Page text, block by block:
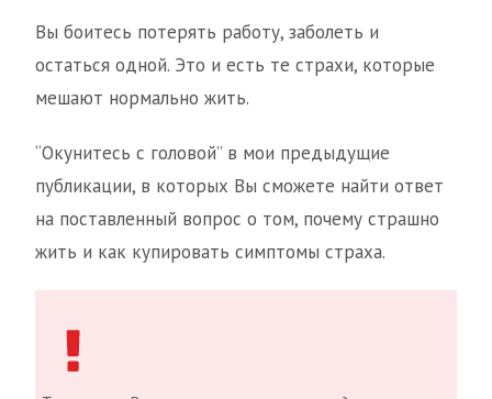
Вы боитесь потерять работу, заболеть и
остаться одной. Это и есть те страхи, которые
мешают нормально жить.
“Окунитесь с головой” в мои предыдущие
публикации, в которых Вы сможете найти ответ
на поставленный вопрос о том, почему страшно
жить и как купировать симптомы страха.